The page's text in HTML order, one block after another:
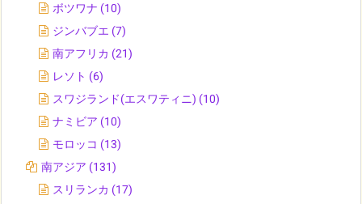
ボツワナ (10)
ジンバブエ (7)
南アフリカ (21)
レソト (6)
スワジランド(エスワティニ) (10)
ナミビア (10)
モロッコ (13)
南アジア (131)
スリランカ (17)